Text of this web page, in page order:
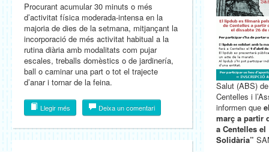
Procurant acumular 30 minuts o més
d’activitat física moderada-intensa en la
majoria de dies de la setmana, mitjançant la
incorporació de més activitat habitual a la
rutina diària amb modalitats com pujar
escales, treballs domèstics o de jardinería,
ball o caminar una part o tot el trajecte
d’anar i tornar de la feina.
Llegir més Deixa un comentari
Salut (ABS)
Centelles i
informen que
març a partir
a Centelles el
Solidària”